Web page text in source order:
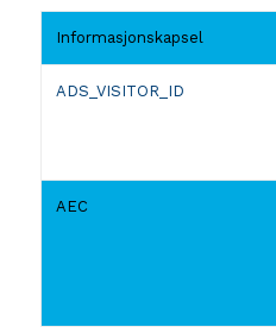
Informasjonskapsel
ADS_VISITOR_ID
AEC